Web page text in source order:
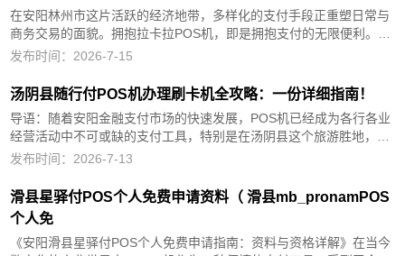
在安阳林州市这片活跃的经济地带，多样化的支付手段正重塑日常与
商务交易的面貌。拥抱拉卡拉POS机，即是拥抱支付的无限便利。本
篇文章将手把手引导您通过官方渠道，顺利在安阳林州市完成拉卡拉
由体验...
发布时间：2026-7-15
汤阴县随行付POS机办理刷卡机全攻略：一份详细指南！
导语：随着安阳金融支付市场的快速发展，POS机已经成为各行各业
经营活动中不可或缺的支付工具，特别是在汤阴县这个旅游胜地，随
行付POS机的应用更是广泛，本文将为您详细介绍如何在汤阴县办理
发布时间：2026-7-13
滑县星驿付POS个人免费申请资料（ 滑县mb_pronamPOS
个人免
《安阳滑县星驿付POS个人免费申请指南：资料与资格详解》在当今